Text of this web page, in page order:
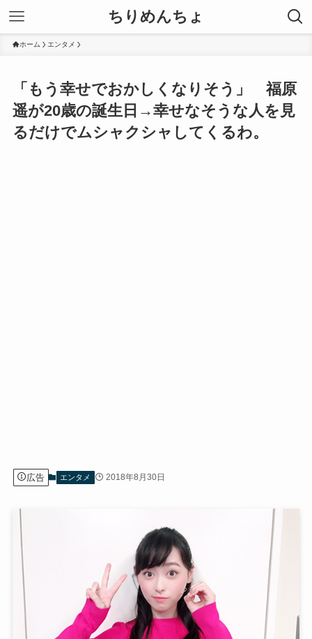
ちりめんちょ
ホーム エンタメ
「もう幸せでおかしくなりそう」 福原
遥が20歳の誕生日→幸せなそうな人を見
るだけでムシャクシャしてくるわ。
広告 エンタメ 2018年8月30日